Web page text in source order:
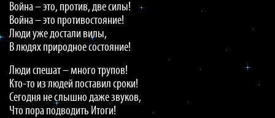
Война – это, против, две силы!
Война – это противостояние!
Люди уже достали вилы,
В людях природное состояние!
Люди спешат – много трупов!
Кто-то из людей поставил сроки!
Сегодня не слышно даже звуков,
Что пора подводить Итоги!